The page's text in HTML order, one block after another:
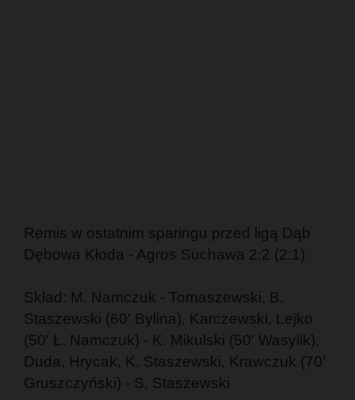
Remis w ostatnim sparingu przed ligą Dąb
Dębowa Kłoda - Agros Suchawa 2:2 (2:1)
Skład: M. Namczuk - Tomaszewski, B.
Staszewski (60' Bylina), Karczewski, Lejko
(50' Ł. Namczuk) - K. Mikulski (50' Wasylik),
Duda, Hrycak, K. Staszewski, Krawczuk (70'
Gruszczyński) - S. Staszewski